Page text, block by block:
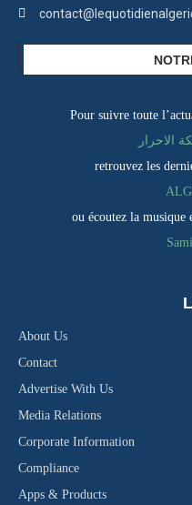
Pour suivre toute
retrouvez les
ou écoutez la musique
About Us
Contact
Advertise With Us
Media Relations
Corporate Information
Compliance
Apps & Products